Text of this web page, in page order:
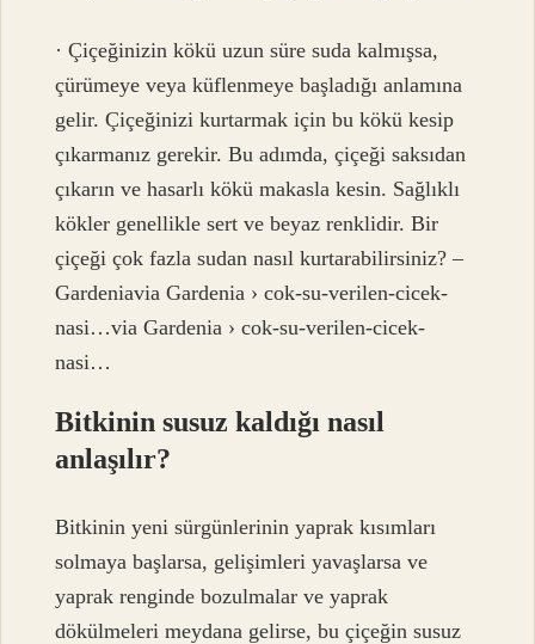
· Çiçeğinizin kökü uzun süre suda kalmışsa,
çürümeye veya küflenmeye başladığı anlamına
gelir. Çiçeğinizi kurtarmak için bu kökü kesip
çıkarmanız gerekir. Bu adımda, çiçeği saksıdan
çıkarın ve hasarlı kökü makasla kesin. Sağlıklı
kökler genellikle sert ve beyaz renklidir. Bir
çiçeği çok fazla sudan nasıl kurtarabilirsiniz? –
Gardeniavia Gardenia › cok-su-verilen-cicek-
nasi…via Gardenia › cok-su-verilen-cicek-
nasi…
Bitkinin susuz kaldığı nasıl
anlaşılır?
Bitkinin yeni sürgünlerinin yaprak kısımları
solmaya başlarsa, gelişimleri yavaşlarsa ve
yaprak renginde bozulmalar ve yaprak
dökülmeleri meydana gelirse, bu çiçeğin susuz